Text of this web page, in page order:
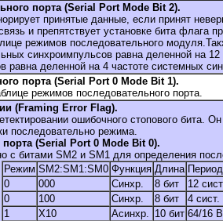
порта (Serial Port Mode Bit 2).
принятые данные, если принят
и препятствует установке бита
режимов последовательного
синхроимпульсов равна деленной на
равна деленной на 4 частоте системных
порта (Serial Port 0 Mode Bit 1).
режимов последовательного порта.
(Framing Error Flag).
ошибочного стопового бита.
последовательно режима.
(Serial Port 0 Mode Bit 0).
с битами SM2 и SM1 для определения
Режим SM2:SM1:SM0 Функция Длина Период
0
000 Синхр. 8 бит
12
0
100 Синхр. 8 бит
4
1
X10 Асинхр. 10 бит 64/16